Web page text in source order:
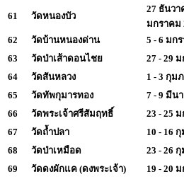
61 วัดหนองบัว
27 ธันวา
มกราคม
62 วัดบ้านหนองด่าน 5 - 6 มก
63
วัดป่าเส้าดอนไชย 27 - 29
64
วัดสันหลวง 1 - 3 กุม
65
วัดทัพกุมารทอง 7 - 9 มีน
66
วัดพระเจ้าศรีสัมฤทธิ์ 23 - 25
67
วัดถ้ำปลา 10 - 16
68
วัดป่าเหมือด 23 - 26
69
วัดดงผักแค (ดงพระเจ้า) 19 - 20